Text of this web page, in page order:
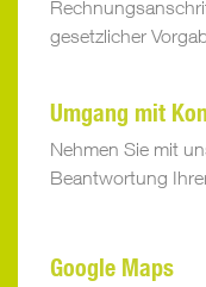
gesetzlicher
Umgang mit
Nehmen Sie mit
Beantwortung
Google Maps